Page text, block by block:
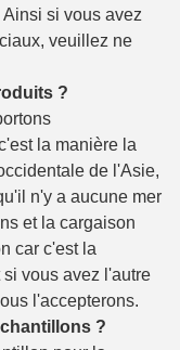
si vous avez
veuillez ne
?
la manière la
de l'Asie,
n'y a aucune mer
et la cargaison
car c'est la
vous avez l'autre
l'accepterons.
?